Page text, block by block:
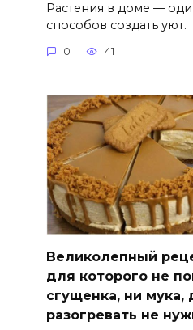
Растения в доме —
способов создать уют.
0 41
Великолепный
для которого не
сгущенка, ни мука,
разогревать не